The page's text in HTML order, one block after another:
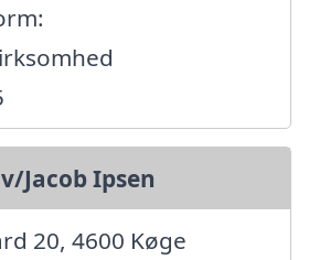
Jacob Ipsen
20, 4600 Køge